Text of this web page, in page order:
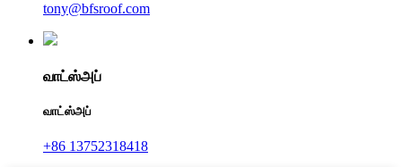
tony@bfsroof.com
வாட்ஸ்அப்
வாட்ஸ்அப்
+86 13752318418